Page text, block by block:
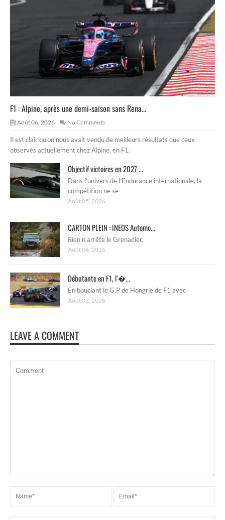
F1 : Alpine, après une demi-saison sans Rena...
Août 06, 2026 No Comments
Il est clair qu’on nous avait vendu de meilleurs résultats que ceux
observés actuellement chez Alpine, en F1.
Objectif victoires en 2027 ...
Dans l’univers de l’Endurance internationale, la
compétition ne se
Août 05, 2026
CARTON PLEIN : INEOS Automo...
Rien n’arrête le Grenadier.
Août 04, 2026
Débutante en F1, l’�...
En bouclant le G.P de Hongrie de F1 avec
Août 03, 2026
LEAVE A COMMENT